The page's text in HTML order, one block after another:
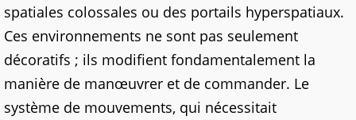
spatiales colossales ou des portails hyperspatiaux.
Ces environnements ne sont pas seulement
décoratifs ; ils modifient fondamentalement la
manière de manœuvrer et de commander. Le
système de mouvements, qui nécessitait